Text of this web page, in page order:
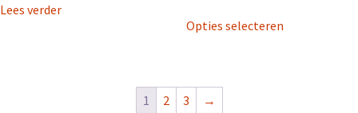
Lees verder
Opties selecterenproduct
1 2 3 →